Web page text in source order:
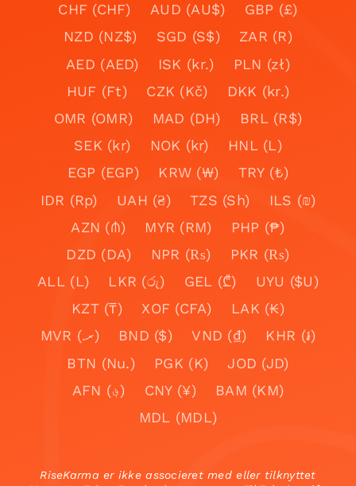
CHF (CHF)
AUD (AU$)
GBP (£)
NZD (NZ$)
SGD (S$)
ZAR (R)
AED (AED)
ISK (kr.)
PLN (zł)
HUF (Ft)
CZK (Kč)
DKK (kr.)
OMR (OMR)
MAD (DH)
BRL (R$)
SEK (kr)
NOK (kr)
HNL (L)
EGP (EGP)
KRW (₩)
TRY (₺)
IDR (Rp)
UAH (₴) TZS (Sh)
ILS (₪)
AZN (₼)
MYR (RM)
PHP (₱)
DZD (DA)
NPR (₨)
PKR (₨)
ALL (L)
LKR (රු) GEL (₾)
UYU ($U)
KZT (₸)
XOF (CFA)
LAK (₭)
MVR (.ރ)
BND ($) VND (₫)
KHR (៛)
BTN (Nu.)
PGK (K)
JOD (JD)
AFN (؋)
CNY (¥)
BAM (KM)
MDL (MDL)
RiseKarma er ikke associeret med eller tilknyttet